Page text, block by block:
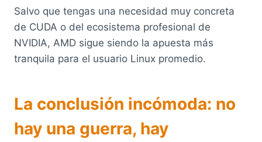
Salvo que tengas una necesidad muy concreta
de CUDA o del ecosistema profesional de
NVIDIA, AMD sigue siendo la apuesta más
tranquila para el usuario Linux promedio.
La conclusión incómoda: no
hay una guerra, hay